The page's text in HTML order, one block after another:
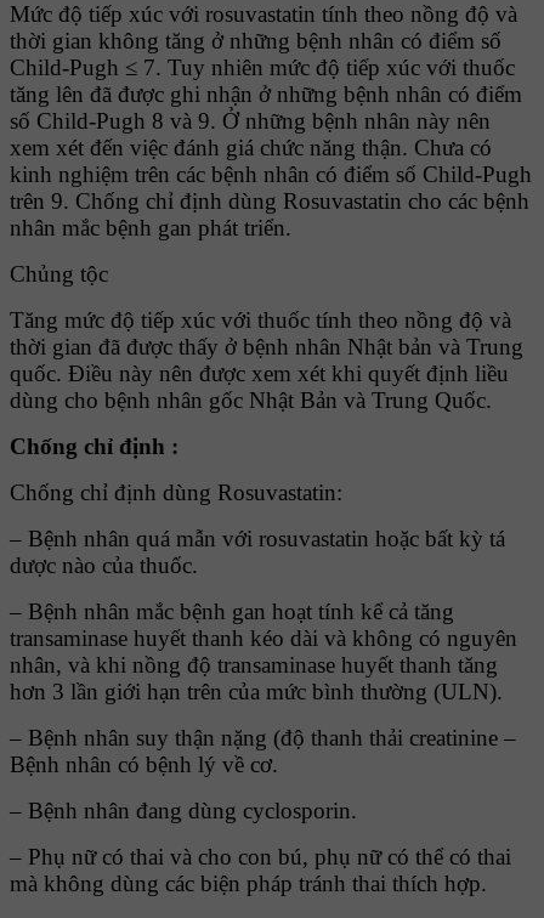
Mức độ tiếp xúc với rosuvastatin tính theo nồng độ và
thời gian không tăng ở những bệnh nhân có điểm số
Child-Pugh ≤ 7. Tuy nhiên mức độ tiếp xúc với thuốc
tăng lên đã được ghi nhận ở những bệnh nhân có điểm
số Child-Pugh 8 và 9. Ở những bệnh nhân này nên
xem xét đến việc đánh giá chức năng thận. Chưa có
kinh nghiệm trên các bệnh nhân có điểm số Child-Pugh
trên 9. Chống chỉ định dùng Rosuvastatin cho các bệnh
nhân mắc bệnh gan phát triển.
Chủng tộc
Tăng mức độ tiếp xúc với thuốc tính theo nồng độ và
thời gian đã được thấy ở bệnh nhân Nhật bản và Trung
quốc. Ðiều này nên được xem xét khi quyết định liều
dùng cho bệnh nhân gốc Nhật Bản và Trung Quốc.
Chống chỉ định :
Chống chỉ định dùng Rosuvastatin:
– Bệnh nhân quá mẫn với rosuvastatin hoặc bất kỳ tá
dược nào của thuốc.
– Bệnh nhân mắc bệnh gan hoạt tính kể cả tăng
transaminase huyết thanh kéo dài và không có nguyên
nhân, và khi nồng độ transaminase huyết thanh tăng
hơn 3 lần giới hạn trên của mức bình thường (ULN).
– Bệnh nhân suy thận nặng (độ thanh thải creatinine –
Bệnh nhân có bệnh lý về cơ.
– Bệnh nhân đang dùng cyclosporin.
– Phụ nữ có thai và cho con bú, phụ nữ có thể có thai
mà không dùng các biện pháp tránh thai thích hợp.